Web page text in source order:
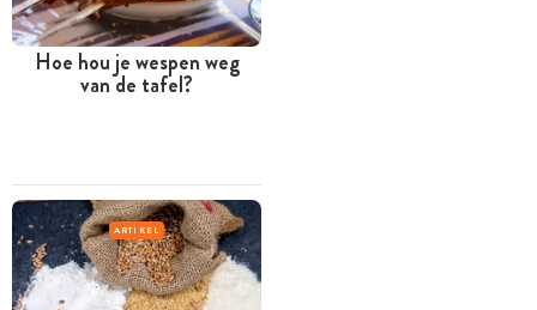
Hoe hou je wespen weg
van de tafel?
ARTIKEL